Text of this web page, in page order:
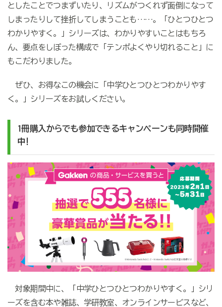
としたことでつまずいたり、リズムがつくれず面倒になって
しまったりして挫折してしまうことも……。「ひとつひとつ
わかりやすく。」シリーズは、わかりやすいことはもちろ
ん、要点をしぼった構成で「テンポよくやり切れること」に
もこだわりました。
ぜひ、お得なこの機会に「中学ひとつひとつわかりやす
く。」シリーズをお試しください。
1冊購入からでも参加できるキャンペーンも同時開催
中!
対象期間中に、「中学ひとつひとつわかりやすく。」シリ
ーズを含む本や雑誌、学研教室、オンラインサービスなど、